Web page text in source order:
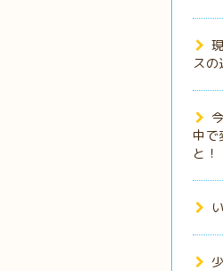
スの
中で
と！